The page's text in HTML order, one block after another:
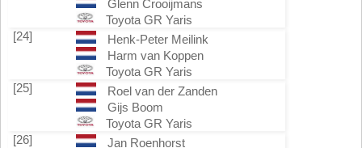
Glenn Crooijmans
Toyota GR Yaris
[24]
Henk-Peter Meilink
Harm van Koppen
Toyota GR Yaris
[25]
Roel van der Zanden
Gijs Boom
Toyota GR Yaris
[26]
Jan Roenhorst